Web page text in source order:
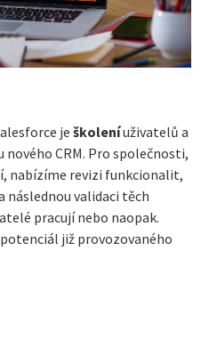
je školeníuživatelů a
CRM. Pro společnosti,
nabízíme revizi funkcionalit,
následnou validaci těch
pracují nebo naopak.
již provozovaného